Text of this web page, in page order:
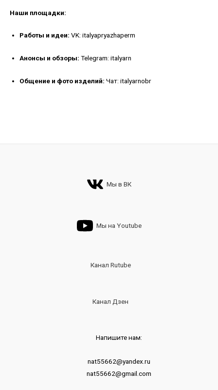
Наши площадки:
Работы и идеи: VK: italyapryazhaperm
Анонсы и обзоры: Telegram: italyarn
Общение и фото изделий: Чат: italyarnobr
Мы в ВК
Мы на Youtube
Канал Rutube
Канал Дзен
Напишите нам:
nat55662@yandex.ru
nat55662@gmail.com